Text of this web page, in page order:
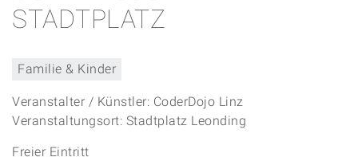
STADTPLATZ
Familie & Kinder
Veranstalter / Künstler: CoderDojo Linz
Veranstaltungsort: Stadtplatz Leonding
Freier Eintritt